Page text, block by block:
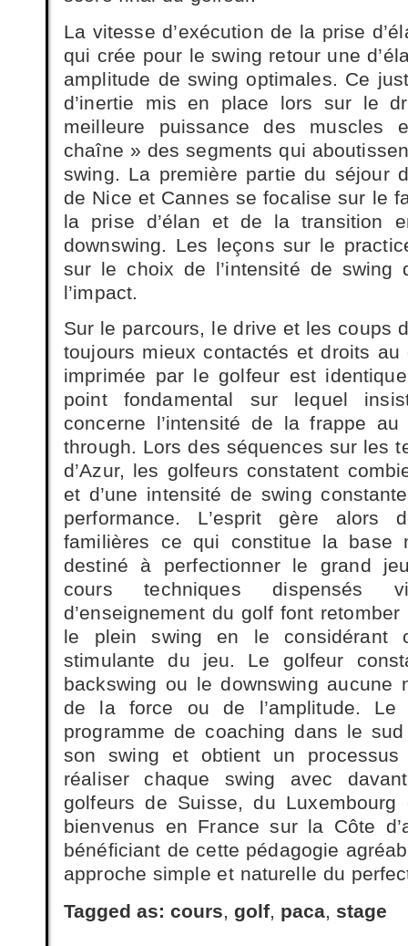
La vitesse d’exécution de la prise
qui crée pour le swing retour une
amplitude de swing optimales. Ce
d’inertie mis en place lors sur le
meilleure puissance des muscles
chaîne » des segments qui
swing. La première partie du séjour
de Nice et Cannes se focalise sur le
la prise d’élan et de la transition
downswing. Les leçons sur le
sur le choix de l’intensité de swing
l’impact.
Sur le parcours, le drive et les coups
toujours mieux contactés et droits
imprimée par le golfeur est
point fondamental sur lequel
concerne l’intensité de la frappe
through. Lors des séquences sur les
d’Azur, les golfeurs constatent
et d’une intensité de swing
performance. L’esprit gère alors
familières ce qui constitue la base
destiné à perfectionner le grand
cours techniques dispensés
d’enseignement du golf font
le plein swing en le considérant
stimulante du jeu. Le golfeur
backswing ou le downswing aucune
de la force ou de l’amplitude. Le
programme de coaching dans le
son swing et obtient un
réaliser chaque swing avec
golfeurs de Suisse, du
bienvenus en France sur la Côte
bénéficiant de cette pédagogie
approche simple et naturelle du
Tagged as: cours, golf, paca, stage